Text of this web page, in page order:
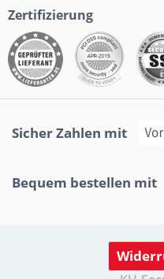
Zertifizierung
Sicher Zahlen mit
Bequem bestellen mit